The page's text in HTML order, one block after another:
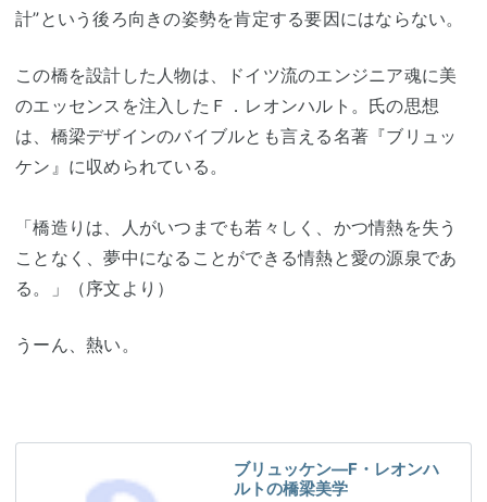
計”という後ろ向きの姿勢を肯定する要因にはならない。
この橋を設計した人物は、ドイツ流のエンジニア魂に美
のエッセンスを注入したＦ．レオンハルト。氏の思想
は、橋梁デザインのバイブルとも言える名著『ブリュッ
ケン』に収められている。
「橋造りは、人がいつまでも若々しく、かつ情熱を失う
ことなく、夢中になることができる情熱と愛の源泉であ
る。」（序文より）
うーん、熱い。
ブリュッケン―F・レオンハ
ルトの橋梁美学